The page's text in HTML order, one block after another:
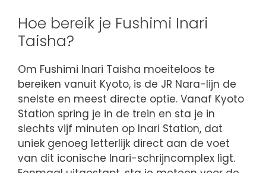
Hoe bereik je Fushimi Inari
Taisha?
Om Fushimi Inari Taisha moeiteloos te
bereiken vanuit Kyoto, is de JR Nara-lijn de
snelste en meest directe optie. Vanaf Kyoto
Station spring je in de trein en sta je in
slechts vijf minuten op Inari Station, dat
uniek genoeg letterlijk direct aan de voet
van dit iconische Inari-schrijncomplex ligt.